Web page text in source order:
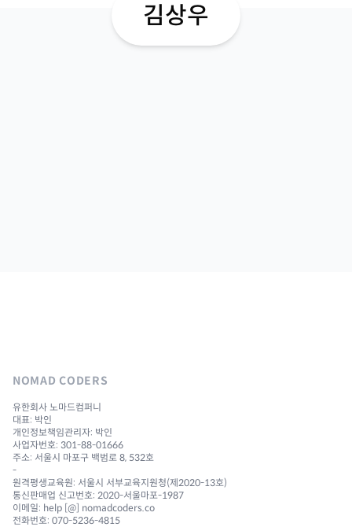
김상우
NOMAD CODERS
유한회사 노마드컴퍼니
대표: 박인
개인정보책임관리자: 박인
사업자번호: 301-88-01666
주소: 서울시 마포구 백범로 8, 532호
-
원격평생교육원: 서울시 서부교육지원청(제2020-13호)
통신판매업 신고번호: 2020-서울마포-1987
이메일: help [@] nomadcoders.co
전화번호: 070-5236-4815